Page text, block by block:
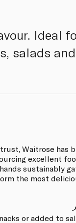
Ideal
salads and
Waitrose has
excellent
sustainably
the most
or added to